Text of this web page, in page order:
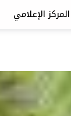
المركز الإعلامي